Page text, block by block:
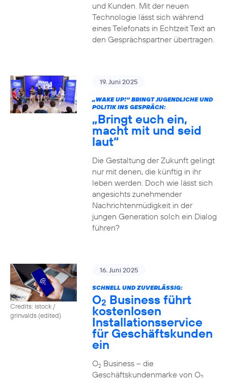
und Kunden. Mit der neuen
Technologie lässt sich während
eines Telefonats in Echtzeit Text an
den Gesprächspartner übertragen.
19. Juni 2025
„WAKE UP!“ BRINGT JUGENDLICHE UND
POLITIK INS GESPRÄCH:
„Bringt euch ein,
macht mit und seid
laut“
Die Gestaltung der Zukunft gelingt
nur mit denen, die künftig in ihr
leben werden. Doch wie lässt sich
angesichts zunehmender
Nachrichtenmüdigkeit in der
jungen Generation solch ein Dialog
führen?
Credits: istock /
grinvalds (edited)
16. Juni 2025
SCHNELL UND ZUVERLÄSSIG:
O2 Business führt
kostenlosen
Installationsservice
für Geschäftskunden
ein
O2Business – die
Geschäftskundenmarke von O